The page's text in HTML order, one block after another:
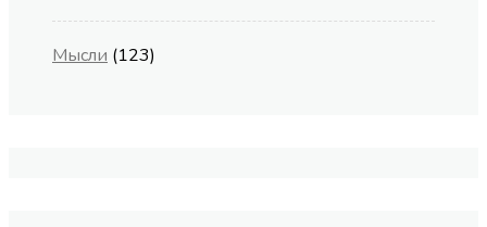
Мысли (123)